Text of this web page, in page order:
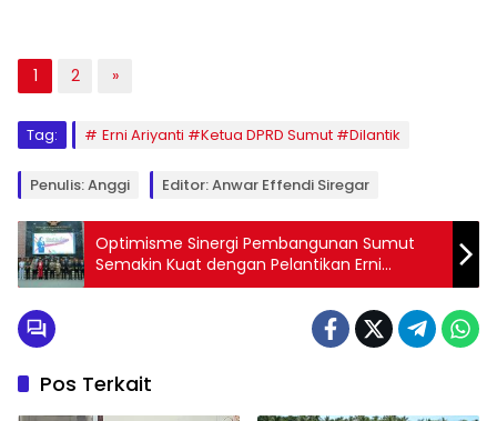
1 2 »
Tag: Erni Ariyanti #Ketua DPRD Sumut #Dilantik
Penulis: Anggi Editor: Anwar Effendi Siregar
Optimisme Sinergi Pembangunan Sumut
Semakin Kuat dengan Pelantikan Erni
Ariyanti sebagai Ketua DPRD Sumut
Pos Terkait